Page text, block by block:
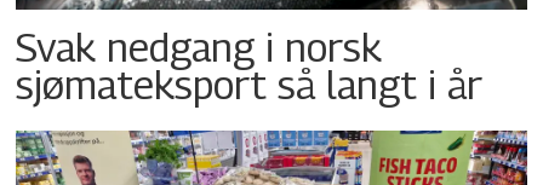
Svak nedgang i norsk
sjømateksport så langt i år